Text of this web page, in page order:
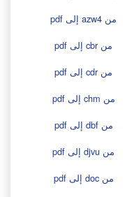
من azw4 إلى pdf
من cbr إلى pdf
من cdr إلى pdf
من chm إلى pdf
من dbf إلى pdf
من djvu إلى pdf
من doc إلى pdf